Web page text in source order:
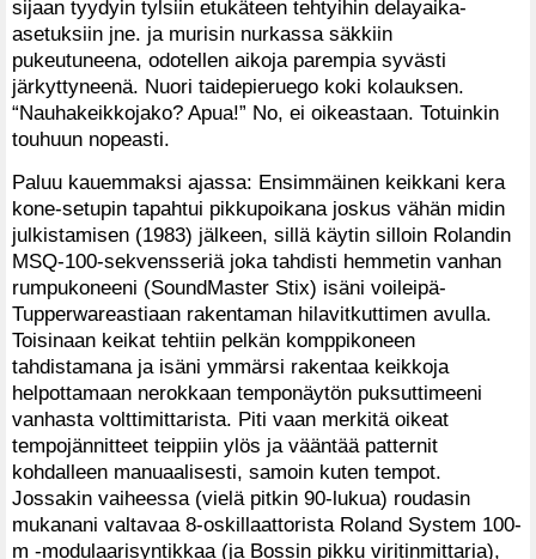
sijaan tyydyin tylsiin etukäteen tehtyihin delayaika-
asetuksiin jne. ja murisin nurkassa säkkiin
pukeutuneena, odotellen aikoja parempia syvästi
järkyttyneenä. Nuori taidepieruego koki kolauksen.
“Nauhakeikkojako? Apua!” No, ei oikeastaan. Totuinkin
touhuun nopeasti.
Paluu kauemmaksi ajassa: Ensimmäinen keikkani kera
kone-setupin tapahtui pikkupoikana joskus vähän midin
julkistamisen (1983) jälkeen, sillä käytin silloin Rolandin
MSQ-100-sekvensseriä joka tahdisti hemmetin vanhan
rumpukoneeni (SoundMaster Stix) isäni voileipä-
Tupperwareastiaan rakentaman hilavitkuttimen avulla.
Toisinaan keikat tehtiin pelkän komppikoneen
tahdistamana ja isäni ymmärsi rakentaa keikkoja
helpottamaan nerokkaan temponäytön puksuttimeeni
vanhasta volttimittarista. Piti vaan merkitä oikeat
tempojännitteet teippiin ylös ja vääntää patternit
kohdalleen manuaalisesti, samoin kuten tempot.
Jossakin vaiheessa (vielä pitkin 90-lukua) roudasin
mukanani valtavaa 8-oskillaattorista Roland System 100-
m -modulaarisyntikkaa (ja Bossin pikku viritinmittaria),